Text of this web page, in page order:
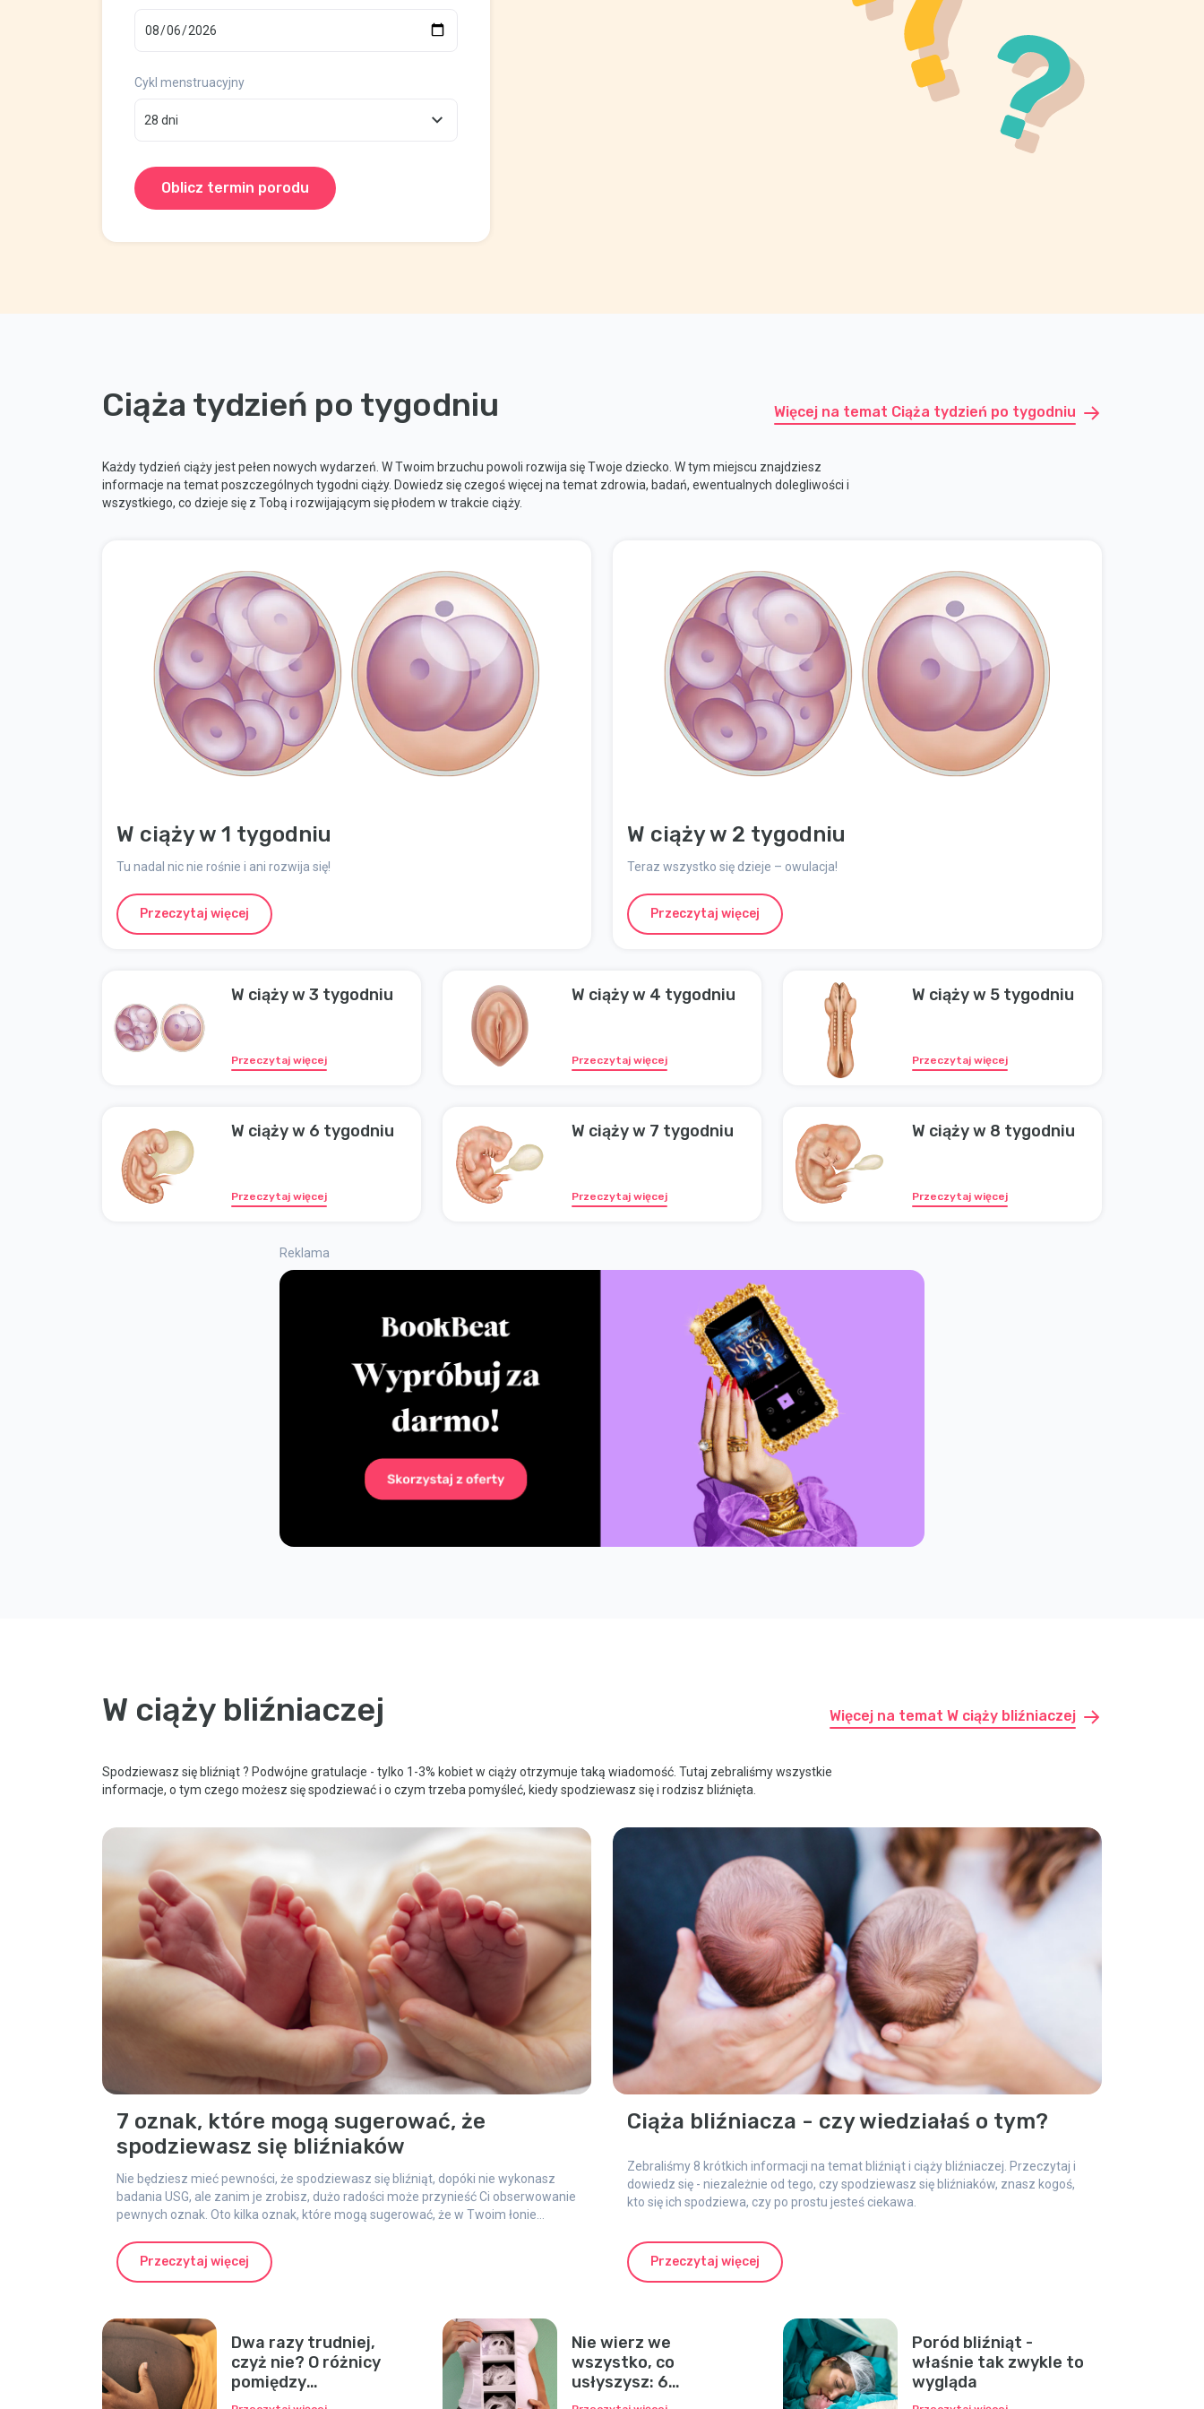
Cykl menstruacyjny
Oblicz termin porodu
Ciąża tydzień po tygodniu Więcej na temat Ciąża tydzień po tygodniu
Każdy tydzień ciąży jest pełen nowych wydarzeń. W Twoim brzuchu powoli rozwija się Twoje dziecko. W tym miejscu znajdziesz
informacje na temat poszczególnych tygodni ciąży. Dowiedz się czegoś więcej na temat zdrowia, badań, ewentualnych dolegliwości i
wszystkiego, co dzieje się z Tobą i rozwijającym się płodem w trakcie ciąży.
W ciąży w 1 tygodniu
Tu nadal nic nie rośnie i ani rozwija się!
Przeczytaj więcej
W ciąży w 2 tygodniu
Teraz wszystko się dzieje – owulacja!
Przeczytaj więcej
W ciąży w 3 tygodniu
Przeczytaj więcej
W ciąży w 4 tygodniu
Przeczytaj więcej
W ciąży w 5 tygodniu
Przeczytaj więcej
W ciąży w 6 tygodniu
Przeczytaj więcej
W ciąży w 7 tygodniu
Przeczytaj więcej
W ciąży w 8 tygodniu
Przeczytaj więcej
Reklama
W ciąży bliźniaczej Więcej na temat W ciąży bliźniaczej
Spodziewasz się bliźniąt ? Podwójne gratulacje - tylko 1-3% kobiet w ciąży otrzymuje taką wiadomość. Tutaj zebraliśmy wszystkie
informacje, o tym czego możesz się spodziewać i o czym trzeba pomyśleć, kiedy spodziewasz się i rodzisz bliźnięta.
7 oznak, które mogą sugerować, że
spodziewasz się bliźniaków
Nie będziesz mieć pewności, że spodziewasz się bliźniąt, dopóki nie wykonasz
badania USG, ale zanim je zrobisz, dużo radości może przynieść Ci obserwowanie
pewnych oznak. Oto kilka oznak, które mogą sugerować, że w Twoim łonie
Przeczytaj więcej
Ciąża bliźniacza - czy wiedziałaś o tym?
Zebraliśmy 8 krótkich informacji na temat bliźniąt i ciąży bliźniaczej. Przeczytaj i
dowiedz się - niezależnie od tego, czy spodziewasz się bliźniaków, znasz kogoś,
kto się ich spodziewa, czy po prostu jesteś ciekawa.
Przeczytaj więcej
Dwa razy trudniej,
czyż nie? O różnicy
pomiędzy
oczekiwaniem na
Nie wierz we
wszystko, co
usłyszysz: 6
najczęściej
Poród bliźniąt -
właśnie tak zwykle to
wygląda